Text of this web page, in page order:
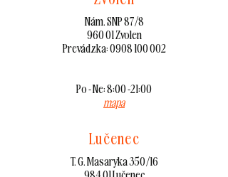
Nám. SNP 87/8
960 01 Zvolen
Prevádzka:0908 100 002
Po - Ne: 8:00 -21:00
mapa
Lučenec
T. G. Masaryka 350/16